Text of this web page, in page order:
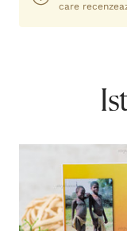
care